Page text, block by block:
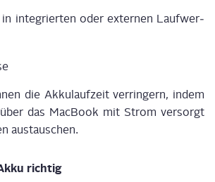
in inte­grier­ten oder exter­nen Lauf­wer­
die Akku­lauf­zeitver­rin­gern, indem
das Mac­Book mit Strom ver­sorgt
aus­tau­schen.
richtig